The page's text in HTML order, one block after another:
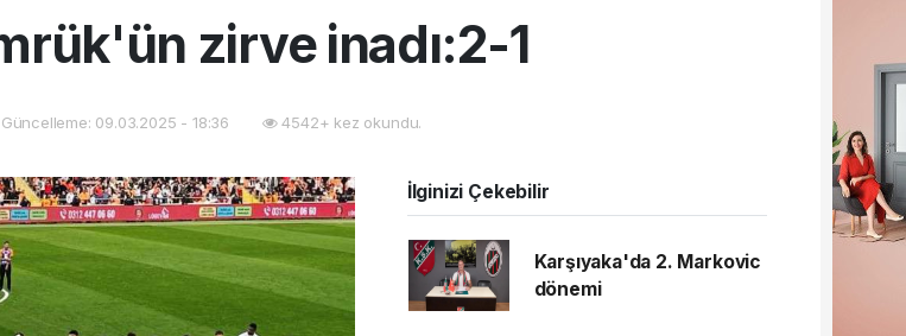
zirve inadı:2-1
09.03.2025 - 18:36 4542+ kez okundu.
İlginizi Çekebilir
Karşıyaka'da 2. Markovic
dönemi